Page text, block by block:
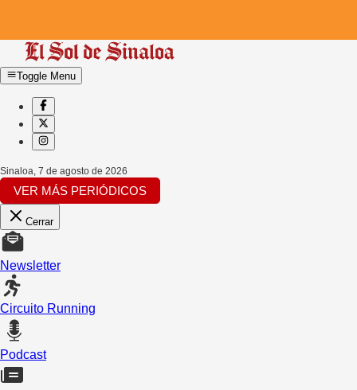
Toggle Menu
Sinaloa, 7 de agosto de 2026
VER MÁS PERIÓDICOS
Cerrar
Newsletter
Circuito Running
Podcast